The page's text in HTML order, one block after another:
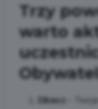
Trzy
warto
Dbasz
–